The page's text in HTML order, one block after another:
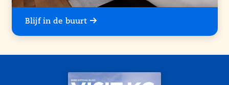
Blijf in de buurt